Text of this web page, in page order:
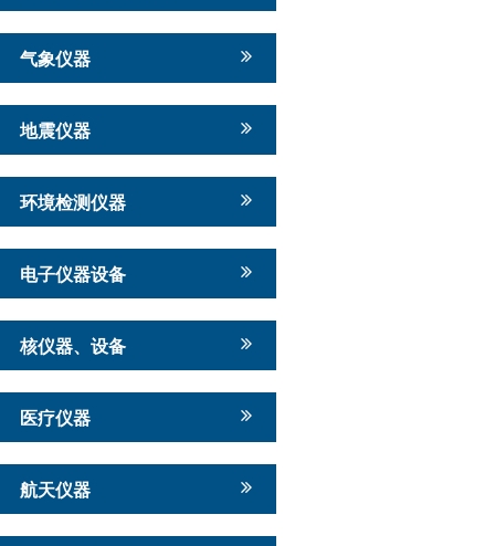
气象仪器
地震仪器
环境检测仪器
电子仪器设备
核仪器、设备
医疗仪器
航天仪器